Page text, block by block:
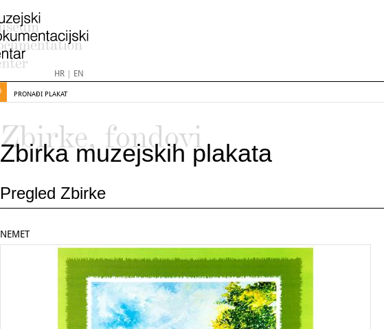
HR| EN
PRONAĐI PLAKAT
Zbirke, fondovi
Zbirka muzejskih plakata
Pregled Zbirke
NEMET